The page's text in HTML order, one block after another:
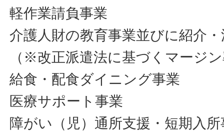
軽作業請負事業
介護人財の教育事業並びに紹介
（※改正派遣法に基づくマージ
給食・配食ダイニング事業
医療サポート事業
障がい（児）通所支援・短期入所